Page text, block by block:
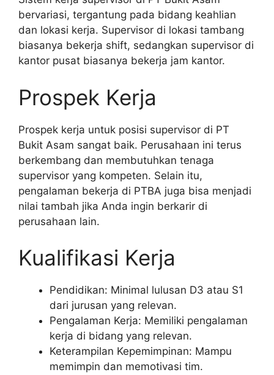
bervariasi, tergantung pada bidang keahlian
dan lokasi kerja. Supervisor di lokasi tambang
biasanya bekerja shift, sedangkan supervisor di
kantor pusat biasanya bekerja jam kantor.
Prospek Kerja
Prospek kerja untuk posisi supervisor di PT
Bukit Asam sangat baik. Perusahaan ini terus
berkembang dan membutuhkan tenaga
supervisor yang kompeten. Selain itu,
pengalaman bekerja di PTBA juga bisa menjadi
nilai tambah jika Anda ingin berkarir di
perusahaan lain.
Kualifikasi Kerja
Pendidikan: Minimal lulusan D3 atau S1
dari jurusan yang relevan.
Pengalaman Kerja: Memiliki pengalaman
kerja di bidang yang relevan.
Keterampilan Kepemimpinan: Mampu
memimpin dan memotivasi tim.